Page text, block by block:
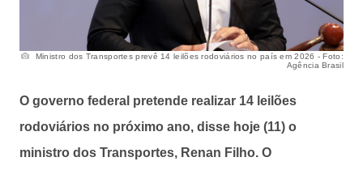
Ministro dos Transportes prevê 14 leilões rodoviários no país em 2026 - Foto:
Agência Brasil
O governo federal pretende realizar 14 leilões
rodoviários no próximo ano, disse hoje (11) o
ministro dos Transportes, Renan Filho. O